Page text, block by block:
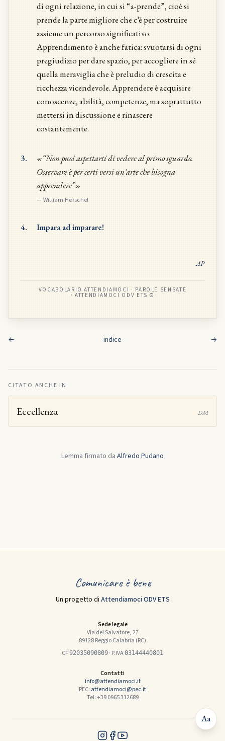
di ogni relazione, in cui si “a-prende”, cioè si
prende la parte migliore che c’è per costruire
assieme un percorso significativo.
Apprendimento è anche fatica: svuotarsi di ogni
pregiudizio per dare spazio, per accogliere in sé
quella meraviglia che è preludio di crescita e
ricchezza vicendevole. Apprendere è acquisire
conoscenze, abilità, competenze, ma soprattutto
mettersi in discussione e rinascere
costantemente.
3.
«“Non puoi aspettarti di vedere al primo sguardo.
Osservare è per certi versi un'arte che bisogna
apprendere”»
— William Herschel
4. Impara ad imparare!
AP
VOCABOLARIO ATTENDIAMOCI · PAROLE SENSATE
· ATTENDIAMOCI ODV ETS ©
← indice →
CITATO ANCHE IN
Eccellenza DM
Lemma firmato da Alfredo Pudano
Comunicare è bene
Un progetto di Attendiamoci ODV ETS
Sede legale
Via del Salvatore, 27
89128 Reggio Calabria (RC)
CF92035090809 · P.IVA03144440801
Contatti
info@attendiamoci.it
PEC: attendiamoci@pec.it
Tel: +39 0965 312689
Aa